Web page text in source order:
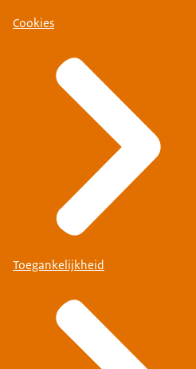
Cookies
Toegankelijkheid